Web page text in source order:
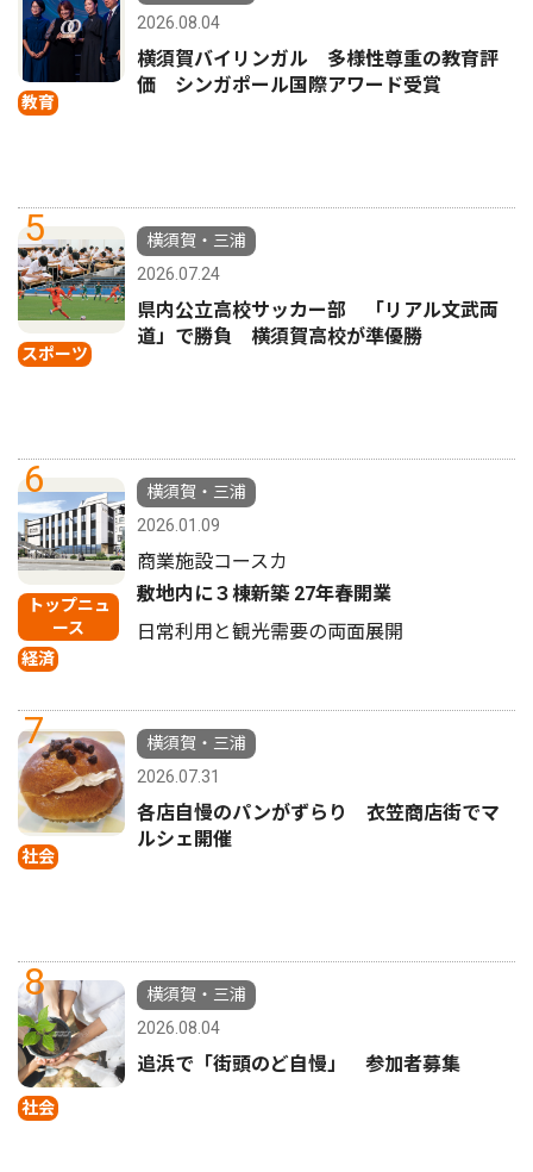
教育
2026.08.04
横須賀バイリンガル 多様性尊重の教育評
価 シンガポール国際アワード受賞
5
スポーツ
横須賀・三浦
2026.07.24
県内公立高校サッカー部 「リアル文武両
道」で勝負 横須賀高校が準優勝
6
トップニュ
ース
経済
横須賀・三浦
2026.01.09
商業施設コースカ
敷地内に３棟新築 27年春開業
日常利用と観光需要の両面展開
7
社会
横須賀・三浦
2026.07.31
各店自慢のパンがずらり 衣笠商店街でマ
ルシェ開催
8
社会
横須賀・三浦
2026.08.04
追浜で「街頭のど自慢」 参加者募集